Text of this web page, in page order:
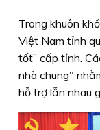
Trong khuôn
Việt Nam tỉnh
tốt” cấp tỉnh.
nhà chung"
hỗ trợ lẫn nhau